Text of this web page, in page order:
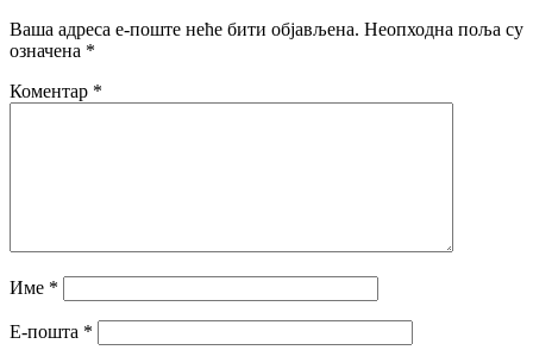
Ваша адреса е-поште неће бити објављена. Неопходна поља су
означена *
Коментар *
Име *
Е-пошта *